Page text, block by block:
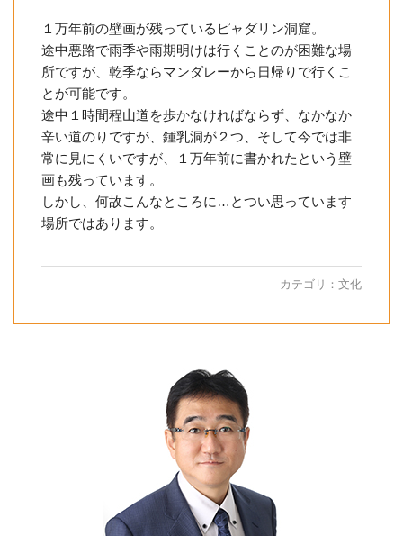
１万年前の壁画が残っているピャダリン洞窟。
途中悪路で雨季や雨期明けは行くことのが困難な場
所ですが、乾季ならマンダレーから日帰りで行くこ
とが可能です。
途中１時間程山道を歩かなければならず、なかなか
辛い道のりですが、鍾乳洞が２つ、そして今では非
常に見にくいですが、１万年前に書かれたという壁
画も残っています。
しかし、何故こんなところに…とつい思っています
場所ではあります。
カテゴリ： 文化